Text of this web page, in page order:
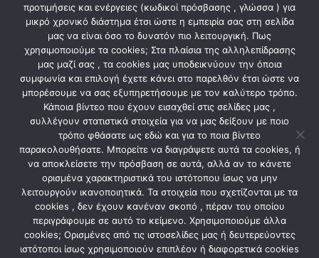
ΣΧΕΤΙΚΆ ΠΡΟΪΌΝΤΑ
ΖΥΓΑΡΙΑ ΚΟΥΖΙΝΑΣ SC-732
ΖΥΓΑΡΙΑ ΚΟΥΖΙΝΑΣ SC-733
BLACK
προτιμήσεις και ενέργειες (κωδικοί πρόσβασης , γλώσσα ) για
μικρό χρονικό διάστημα έτσι ώστε η εμπειρία σας στη σελίδα
μας να είναι όσο το δυνατόν πιο λειτουργική. Πως
χρησιμοποιούμε τα cookies; Στα πλαίσια της αλληλεπίδρασης
μας μαζί σας , τα cookies μας υποδεικνύουν την όποια
συμφωνία και επιλογή έχετε κάνει στο παρελθόν έτσι ώστε να
μπορέσουμε να σας εξυπηρετήσουμε με τον καλύτερο τρόπο.
Κάποια βίντεο που έχουν εισαχθεί στις σελίδες μας ,
συλλέγουν στατιστικά στοιχεία για να μας δείξουν με ποιο
τρόπο φθάσατε ως εδώ και για το ποια βίντεο
παρακολουθήσατε. Μπορείτε να διαγράψετε αυτά τα cookies, ή
να αποκλείσετε την πρόσβαση σε αυτά, αλλά αν το κάνετε
ορισμένα χαρακτηριστικά του ιστότοπου ίσως να μην
λειτουργούν ικανοποιητικά. Τα στοιχεία που σχετίζονται με τα
cookies , δεν έχουν κανέναν σκοπό , πέραν του οποίου
περιγράφουμε σε αυτό το κείμενο. Χρησιμοποιούμε άλλα
cookies; Ορισμένες από τις ιστοσελίδες μας ή δευτερεύοντες
ιστότοποι ίσως χρησιμοποιούν επιπλέον ή διαφορετικά cookies